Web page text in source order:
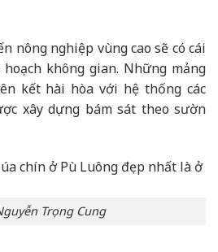
nông nghiệp vùng cao sẽ có cái
không gian. Những mảng
kết hài hòa với hệ thống các
xây dựng bám sát theo sườn
Trọng Cung